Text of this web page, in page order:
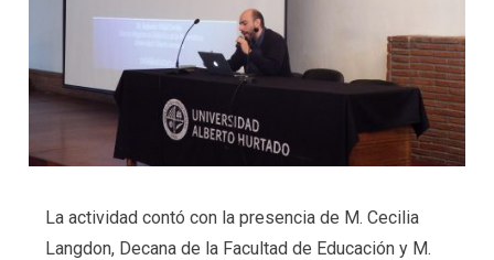
La actividad contó con la presencia de M. Cecilia
Langdon, Decana de la Facultad de Educación y M.